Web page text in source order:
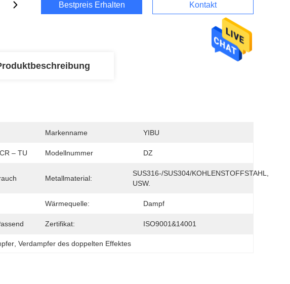
Bestpreis Erhalten Kontakt
Markenname YIBU
– TU Modellnummer DZ
Metallmaterial:
SUS316-/SUS304/KOHLENSTOFFSTAHL,
USW.
Wärmequelle: Dampf
Zertifikat: ISO9001&14001
, Verdampfer des doppelten Effektes